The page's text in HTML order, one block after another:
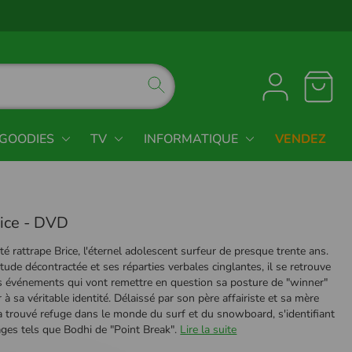
TV INFORMATIQUE VENDEZ
- DVD
rattrape Brice, l'éternel adolescent surfeur de presque trente ans.
décontractée et ses réparties verbales cinglantes, il se retrouve
événements qui vont remettre en question sa posture de "winner"
sa véritable identité. Délaissé par son père affairiste et sa mère
trouvé refuge dans le monde du surf et du snowboard, s'identifiant
tels que Bodhi de "Point Break". Lire la suite